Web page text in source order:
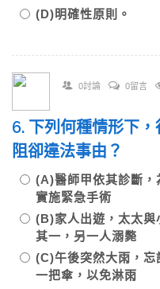
(D)明確性原則。
0討論 0留言
6. 下列何種情形下
阻卻違法事由？
(A)醫師甲依其診斷，
實施緊急手術
(B)家人出遊，太太與
其一，另一人溺斃
(C)午後突然大雨，忘
一把傘，以免淋雨